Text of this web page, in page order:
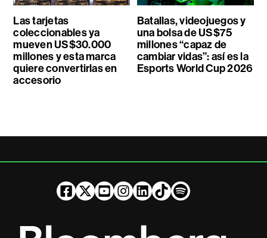
Las tarjetas
coleccionables ya
mueven US$30.000
millones y esta marca
quiere convertirlas en
accesorio
Batallas, videojuegos y
una bolsa de US$75
millones “capaz de
cambiar vidas”: así es la
Esports World Cup 2026